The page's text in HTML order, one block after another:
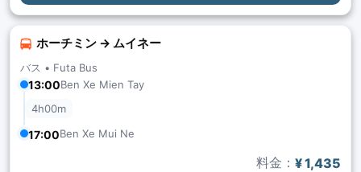
ホーチミン → ムイネー
バス • Futa Bus
13:00Ben Xe Mien Tay
4h00m
17:00Ben Xe Mui Ne
料金： ¥ 1,435